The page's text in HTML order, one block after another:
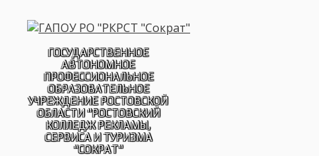
содержимому
ГОСУДАРСТВЕННОЕ
АВТОНОМНОЕ
ПРОФЕССИОНАЛЬНОЕ
ОБРАЗОВАТЕЛЬНОЕ
УЧРЕЖДЕНИЕ РОСТОВСКОЙ
ОБЛАСТИ "РОСТОВСКИЙ
КОЛЛЕДЖ РЕКЛАМЫ,
СЕРВИСА И ТУРИЗМА
"СОКРАТ"